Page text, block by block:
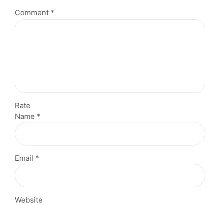
Comment *
Rate
Name *
Email *
Website